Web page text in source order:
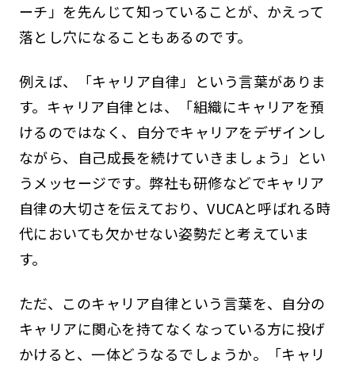
ーチ」を先んじて知っていることが、かえって
落とし穴になることもあるのです。
例えば、「キャリア自律」という言葉がありま
す。キャリア自律とは、「組織にキャリアを預
けるのではなく、自分でキャリアをデザインし
ながら、自己成長を続けていきましょう」とい
うメッセージです。弊社も研修などでキャリア
自律の大切さを伝えており、VUCAと呼ばれる時
代においても欠かせない姿勢だと考えていま
す。
ただ、このキャリア自律という言葉を、自分の
キャリアに関心を持てなくなっている方に投げ
かけると、一体どうなるでしょうか。「キャリ